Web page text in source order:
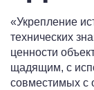
«Укрепление
технических
ценности
щадящим, с
совместимых с